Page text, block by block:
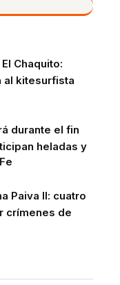
Chaquito:
al kitesurfista
durante el fin
heladas y
Paiva II: cuatro
crímenes de